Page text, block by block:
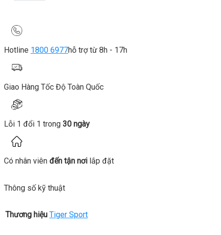
Hotline 1800 6977hỗ trợ từ 8h - 17h
Giao Hàng Tốc Độ Toàn Quốc
Lỗi 1 đổi 1 trong 30 ngày
Có nhân viên đến tận nơi lắp đặt
Thông số kỹ thuật
Thương hiệu Tiger Sport